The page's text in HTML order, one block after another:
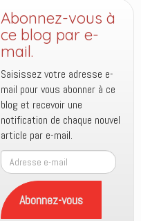
Abonnez-vous à
ce blog par e-
mail.
Saisissez votre adresse e-
mail pour vous abonner à ce
blog et recevoir une
notification de chaque nouvel
article par e-mail.
Adresse
e-
mail
Abonnez-vous